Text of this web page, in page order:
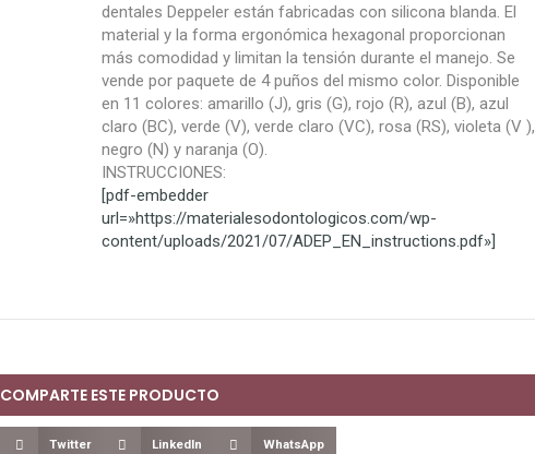
dentales Deppeler están fabricadas con silicona blanda. El
material y la forma ergonómica hexagonal proporcionan
más comodidad y limitan la tensión durante el manejo. Se
vende por paquete de 4 puños del mismo color. Disponible
en 11 colores: amarillo (J), gris (G), rojo (R), azul (B), azul
claro (BC), verde (V), verde claro (VC), rosa (RS), violeta (V ),
negro (N) y naranja (O).
INSTRUCCIONES:
[pdf-embedder
url=»https://materialesodontologicos.com/wp-
content/uploads/2021/07/ADEP_EN_instructions.pdf»]
COMPARTE ESTE PRODUCTO
Twitter LinkedIn WhatsApp